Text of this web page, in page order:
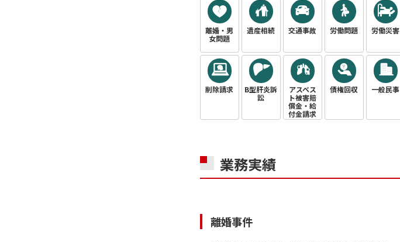
離婚・男
女問題
遺産相続 交通事故 労働問題 労働災害
削除請求
B型肝炎訴
訟
アスベス
ト被害賠
償金・給
付金請求
債権回収 一般民事
業務実績
離婚事件